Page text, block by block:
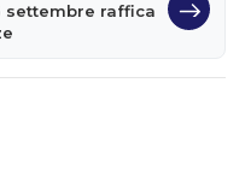
settembre raffica